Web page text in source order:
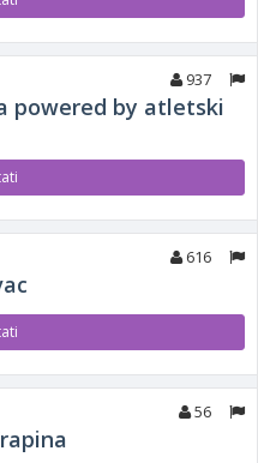
937
powered by atletski
616
56